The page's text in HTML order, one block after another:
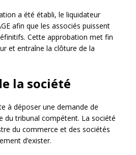
a été établi, le liquidateur
afin que les associés puissent
Cette approbation met fin
et entraîne la clôture de la
la société
à déposer une demande de
du tribunal compétent. La société
du commerce et des sociétés
d’exister.